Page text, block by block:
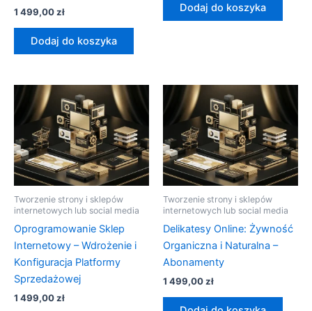
1 499,00zł
Dodaj do koszyka
Dodaj do koszyka
Tworzenie strony i sklepów
internetowych lub social media
Oprogramowanie Sklep
Internetowy – Wdrożenie i
Konfiguracja Platformy
Sprzedażowej
1 499,00zł
Tworzenie strony i sklepów
internetowych lub social media
Delikatesy Online: Żywność
Organiczna i Naturalna –
Abonamenty
1 499,00zł